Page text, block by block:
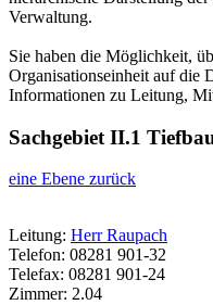
Verwaltung.
Sie haben die Möglichkeit,
Organisationseinheit auf die
Informationen zu Leitung,
Sachgebiet II.1
eine Ebene zurück
Leitung: Herr Raupach
Telefon: 08281 901-32
Telefax: 08281 901-24
Zimmer: 2.04